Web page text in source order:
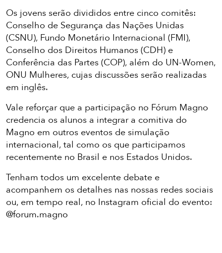
Os jovens serão divididos entre cinco comitês:
Conselho de Segurança das Nações Unidas
(CSNU), Fundo Monetário Internacional (FMI),
Conselho dos Direitos Humanos (CDH) e
Conferência das Partes (COP), além do UN-Women,
ONU Mulheres, cujas discussões serão realizadas
em inglês.
Vale reforçar que a participação no Fórum Magno
credencia os alunos a integrar a comitiva do
Magno em outros eventos de simulação
internacional, tal como os que participamos
recentemente no Brasil e nos Estados Unidos.
Tenham todos um excelente debate e
acompanhem os detalhes nas nossas redes sociais
ou, em tempo real, no Instagram oficial do evento:
@forum.magno